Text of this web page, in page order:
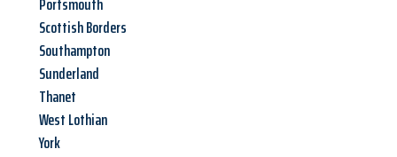
Scottish Borders
Southampton
Sunderland
Thanet
West Lothian
York